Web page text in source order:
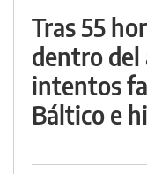
Tras 55
dentro del
intentos
Báltico e